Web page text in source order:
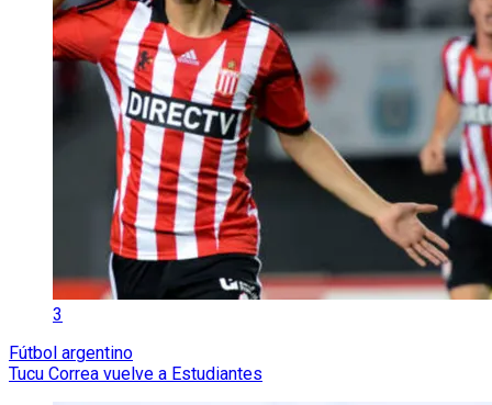
3
Fútbol argentino
Tucu Correa vuelve a Estudiantes